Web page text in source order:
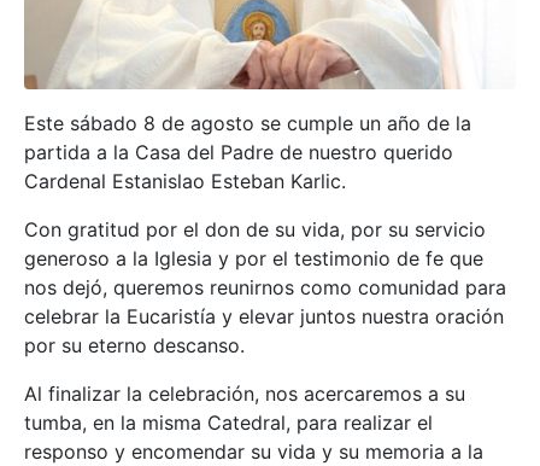
Este sábado 8 de agosto se cumple un año de la
partida a la Casa del Padre de nuestro querido
Cardenal Estanislao Esteban Karlic.
Con gratitud por el don de su vida, por su servicio
generoso a la Iglesia y por el testimonio de fe que
nos dejó, queremos reunirnos como comunidad para
celebrar la Eucaristía y elevar juntos nuestra oración
por su eterno descanso.
Al finalizar la celebración, nos acercaremos a su
tumba, en la misma Catedral, para realizar el
responso y encomendar su vida y su memoria a la